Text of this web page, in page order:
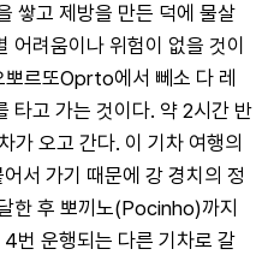
쌓고 제방을 만든 덕에 물살
어려움이나 위험이 없을 것이
르또Oprto에서 뻬소 다 레
고 가는 것이다. 약 2시간 반
가 오고 간다. 이 기차 여행의
서 가기 때문에 강 경치의 정
한 후 뽀끼노(Pocinho)까지
번 운행되는 다른 기차로 갈